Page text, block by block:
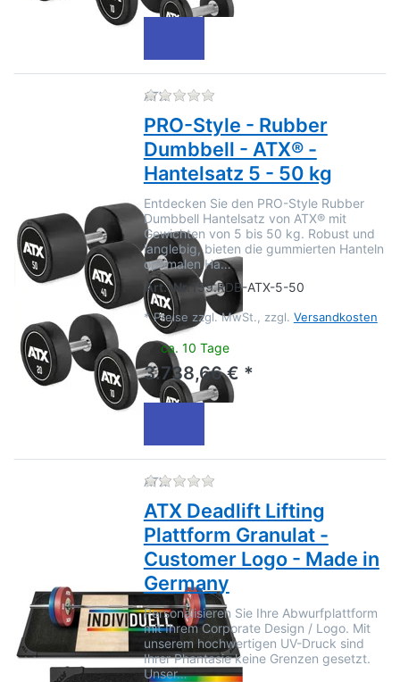
ATX Zu diesem Produkt liegen
PRO-Style - Rubber
Dumbbell - ATX® -
Hantelsatz 5 - 50 kg
Entdecken Sie den PRO-Style Rubber
Dumbbell Hantelsatz von ATX® mit
Gewichten von 5 bis 50 kg. Robust und
langlebig, bieten die gummierten Hanteln
optimalen Ha…
Art.-Nr.159.RDB-ATX-5-50
* Preise zzgl. MwSt., zzgl. Versandkosten
ca. 10 Tage
3.738,66 € *
ATX Zu diesem Produkt liegen
ATX Deadlift Lifting
Plattform Granulat -
Customer Logo - Made in
Germany
Personalisieren Sie Ihre Abwurfplattform
mit Ihrem Corporate Design / Logo. Mit
unserem hochwertigen UV-Druck sind
Ihrer Phantasie keine Grenzen gesetzt.
Unser…